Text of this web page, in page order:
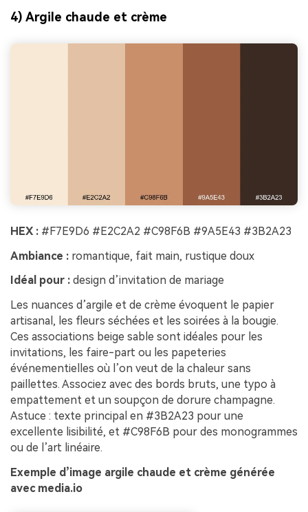
4) Argile chaude et crème
HEX : #F7E9D6 #E2C2A2 #C98F6B #9A5E43 #3B2A23
Ambiance : romantique, fait main, rustique doux
Idéal pour : design d’invitation de mariage
Les nuances d’argile et de crème évoquent le papier
artisanal, les fleurs séchées et les soirées à la bougie.
Ces associations beige sable sont idéales pour les
invitations, les faire-part ou les papeteries
événementielles où l’on veut de la chaleur sans
paillettes. Associez avec des bords bruts, une typo à
empattement et un soupçon de dorure champagne.
Astuce : texte principal en #3B2A23 pour une
excellente lisibilité, et #C98F6B pour des monogrammes
ou de l’art linéaire.
Exemple d’image argile chaude et crème générée
avec media.io